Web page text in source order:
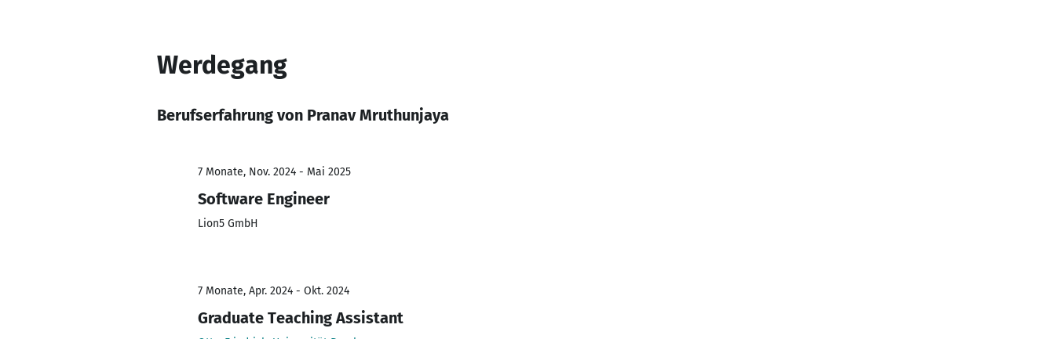
Werdegang
Berufserfahrung von Pranav Mruthunjaya
7 Monate, Nov. 2024 - Mai 2025
Software Engineer
Lion5 GmbH
7 Monate, Apr. 2024 - Okt. 2024
Graduate Teaching Assistant